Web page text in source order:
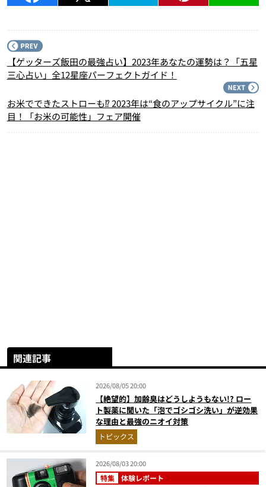
【ゲッターズ飯田の最強占い】2023年あなたの運勢は？「五星
三心占い」全12星座パーフェクトガイド！
お米でできたストローも⁉︎ 2023年は“食のアップサイクル”に注
目！「お米の可能性」フェア開催
関連記事
2026/08/05 20:00
【絶望的】加齢臭はどうしようもない!? ロー
ト製薬に聞いた「泡でゴシゴシ洗い」が逆効果
な理由と最強のニオイ対策
トピックス
2026/08/03 20:00
特集 体験レポート